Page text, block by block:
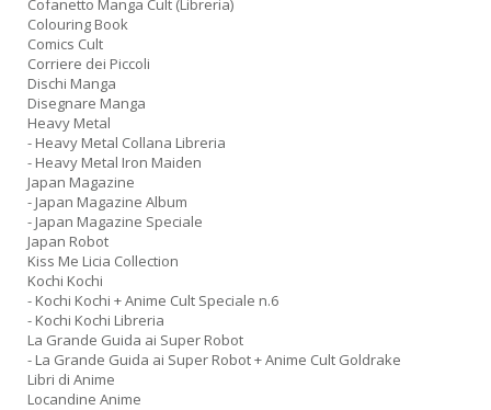
Cofanetto Manga Cult (Libreria)
Colouring Book
Comics Cult
Corriere dei Piccoli
Dischi Manga
Disegnare Manga
Heavy Metal
- Heavy Metal Collana Libreria
- Heavy Metal Iron Maiden
Japan Magazine
- Japan Magazine Album
- Japan Magazine Speciale
Japan Robot
Kiss Me Licia Collection
Kochi Kochi
- Kochi Kochi + Anime Cult Speciale n.6
- Kochi Kochi Libreria
La Grande Guida ai Super Robot
- La Grande Guida ai Super Robot + Anime Cult Goldrake
Libri di Anime
Locandine Anime